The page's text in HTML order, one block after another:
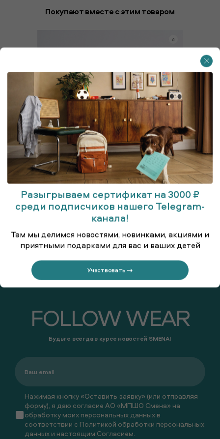
Покупают вместе с этим товаром
FOLLOW WEAR
Будьте всегда в курсе новостей SMENA!
Нажимая кнопку «Оставить заявку» (или отправляя
форму), я даю согласие АО «МПШО Смена» на
обработку моих персональных данных в
соответствии с Политикой обработки персональных
данных и настоящим Согласием.
Разыгрываем сертификат на 3000 ₽
среди подписчиков нашего Telegram-
канала!
Там мы делимся новостями, новинками, акциями и
приятными подарками для вас и ваших детей
Участвовать →